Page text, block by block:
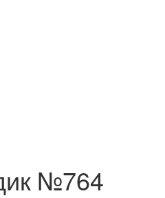
№764